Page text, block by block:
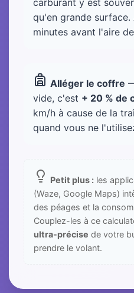
carburant y est
qu'en grande
minutes avant l'aire
Alléger le coffre
vide, c'est + 20 % de
km/h à cause de la
quand vous ne
Petit plus : les
(Waze, Google Maps)
des péages et la
Couplez-les à ce
ultra-précise de votre
prendre le volant.